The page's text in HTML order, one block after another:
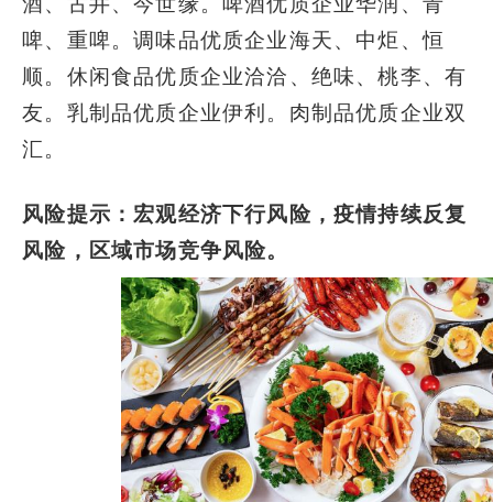
啤、重啤。调味品优质企业海天、中炬、恒
顺。休闲食品优质企业洽洽、绝味、桃李、有
友。乳制品优质企业伊利。肉制品优质企业双
汇。
风险提示：宏观经济下行风险，疫情持续反复
风险，区域市场竞争风险。